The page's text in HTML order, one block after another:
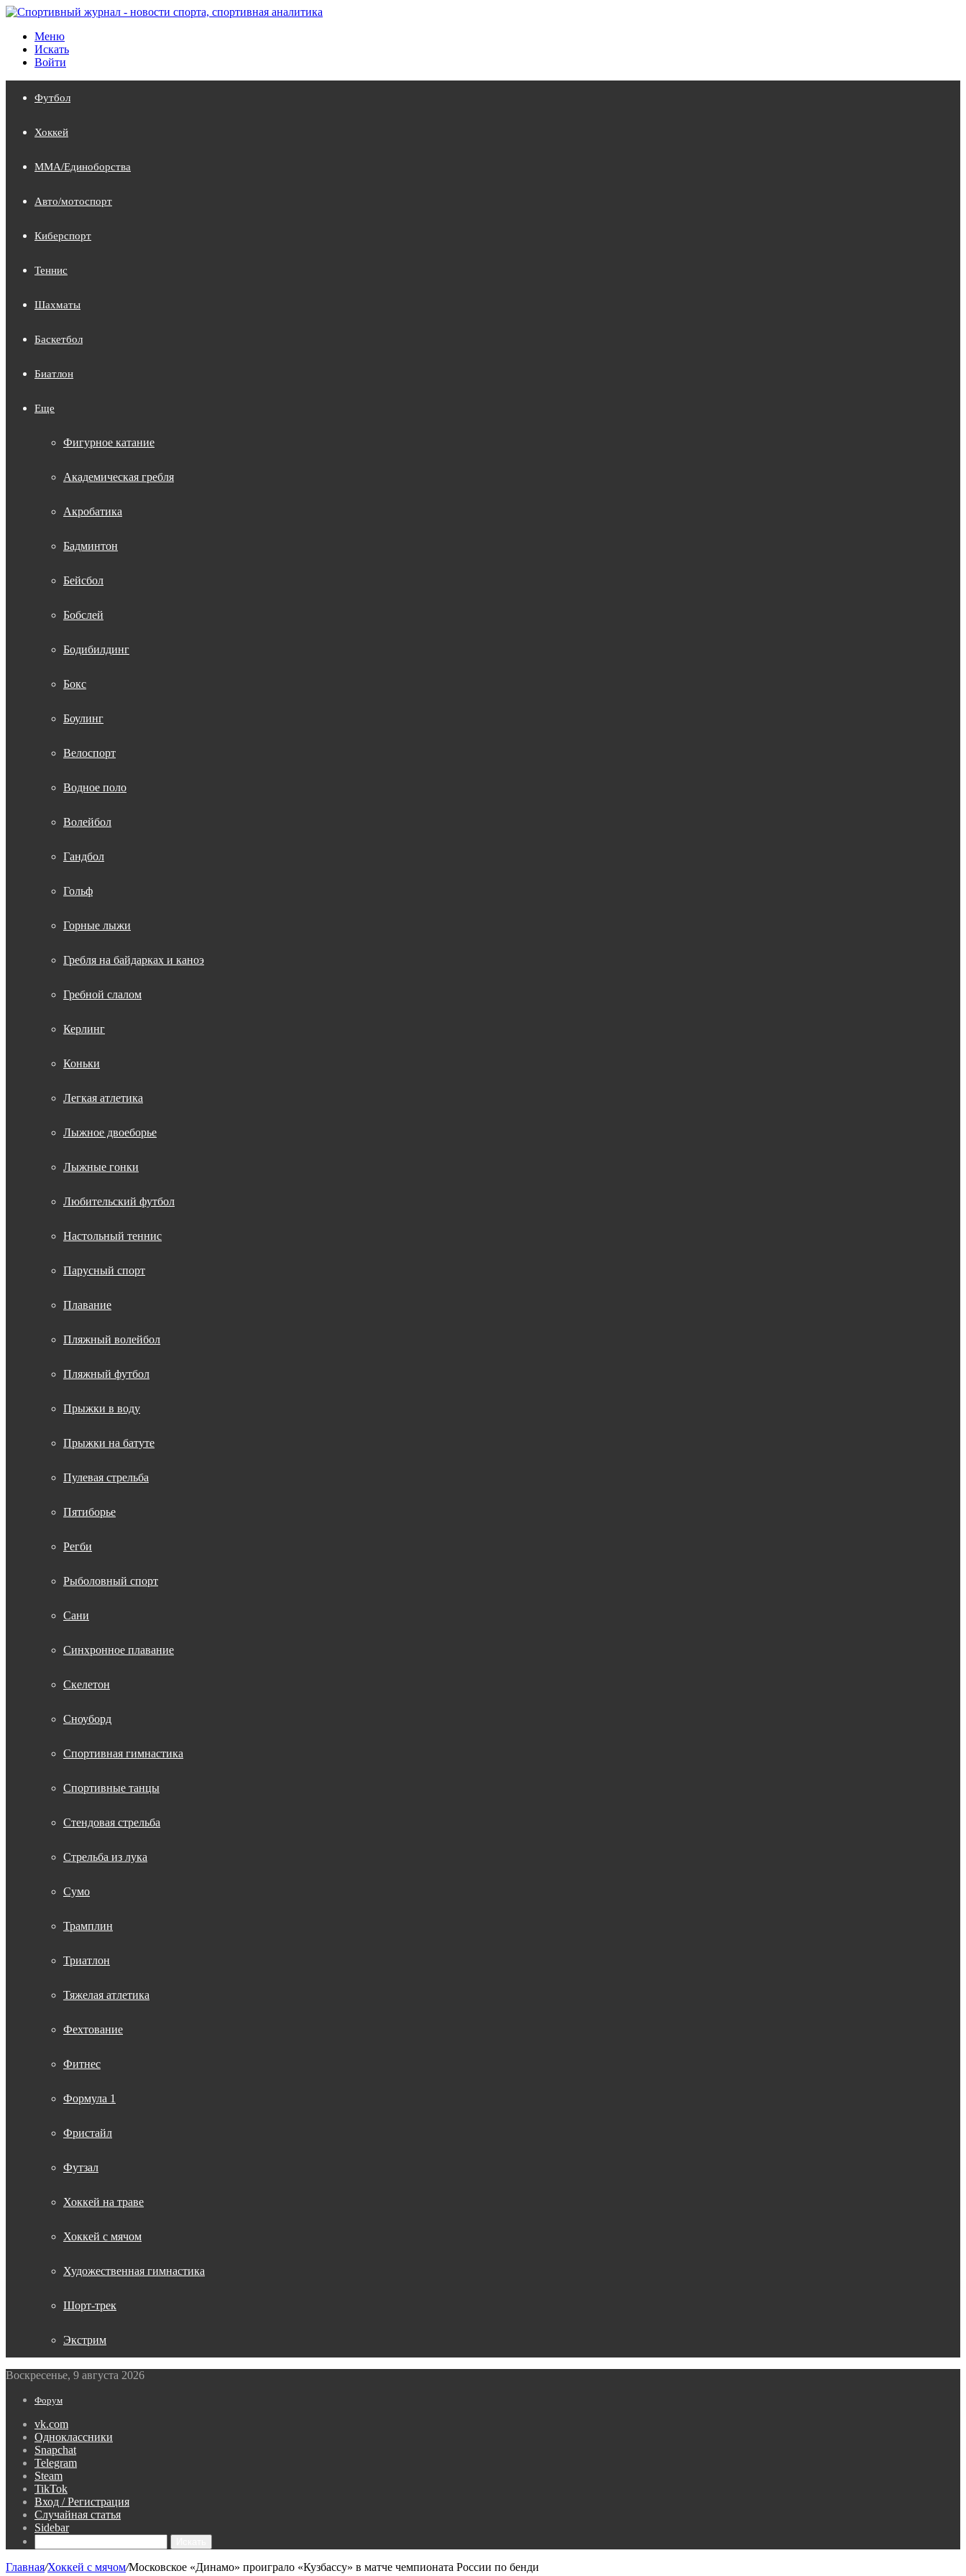
Меню
Искать
Войти
Футбол
Хоккей
MMA/Единоборства
Авто/мотоспорт
Киберспорт
Теннис
Шахматы
Баскетбол
Биатлон
Еще
Фигурное катание
Академическая гребля
Акробатика
Бадминтон
Бейсбол
Бобслей
Бодибилдинг
Бокс
Боулинг
Велоспорт
Водное поло
Волейбол
Гандбол
Гольф
Горные лыжи
Гребля на байдарках и каноэ
Гребной слалом
Керлинг
Коньки
Легкая атлетика
Лыжное двоеборье
Лыжные гонки
Любительский футбол
Настольный теннис
Парусный спорт
Плавание
Пляжный волейбол
Пляжный футбол
Прыжки в воду
Прыжки на батуте
Пулевая стрельба
Пятиборье
Регби
Рыболовный спорт
Сани
Синхронное плавание
Скелетон
Сноуборд
Спортивная гимнастика
Спортивные танцы
Стендовая стрельба
Стрельба из лука
Сумо
Трамплин
Триатлон
Тяжелая атлетика
Фехтование
Фитнес
Формула 1
Фристайл
Футзал
Хоккей на траве
Хоккей с мячом
Художественная гимнастика
Шорт-трек
Экстрим
Воскресенье, 9 августа 2026
Форум
vk.com
Одноклассники
Snapchat
Telegram
Steam
TikTok
Вход / Регистрация
Случайная статья
Sidebar
Главная/Хоккей с мячом/Московское «Динамо» проиграло «Кузбассу» в матче чемпионата России по бенди